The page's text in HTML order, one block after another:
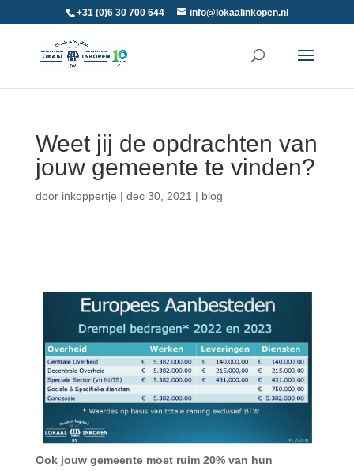
+31 (0)6 30 700 644 info@lokaalinkopen.nl
Weet jij de opdrachten van
jouw gemeente te vinden?
door inkoppertje | dec 30, 2021 | blog
Ook jouw gemeente moet ruim 20% van hun